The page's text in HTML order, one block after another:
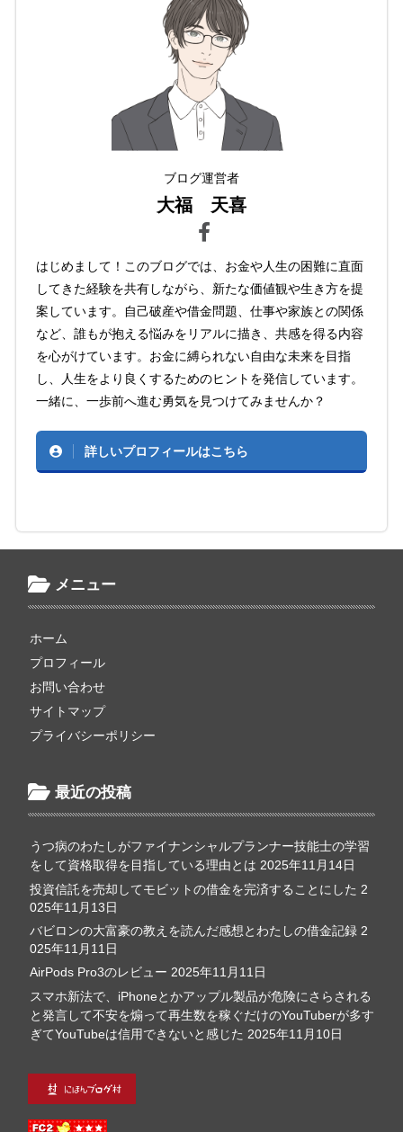
ブログ運営者
大福 天喜
はじめまして！このブログでは、お金や人生の困難に直面
してきた経験を共有しながら、新たな価値観や生き方を提
案しています。自己破産や借金問題、仕事や家族との関係
など、誰もが抱える悩みをリアルに描き、共感を得る内容
を心がけています。お金に縛られない自由な未来を目指
し、人生をより良くするためのヒントを発信しています。
一緒に、一歩前へ進む勇気を見つけてみませんか？
詳しいプロフィールはこちら
メニュー
ホーム
プロフィール
お問い合わせ
サイトマップ
プライバシーポリシー
最近の投稿
うつ病のわたしがファイナンシャルプランナー技能士の学習
をして資格取得を目指している理由とは 2025年11月14日
投資信託を売却してモビットの借金を完済することにした 2
025年11月13日
バビロンの大富豪の教えを読んだ感想とわたしの借金記録 2
025年11月11日
AirPods Pro3のレビュー 2025年11月11日
スマホ新法で、iPhoneとかアップル製品が危険にさらされる
と発言して不安を煽って再生数を稼ぐだけのYouTuberが多す
ぎてYouTubeは信用できないと感じた 2025年11月10日